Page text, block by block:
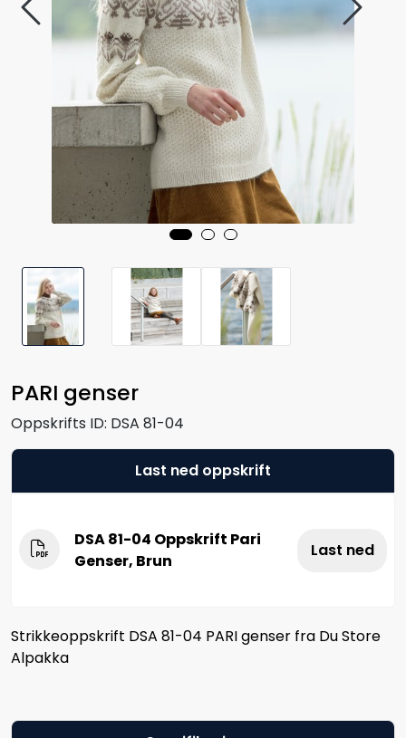
PARI genser
Oppskrifts ID: DSA 81-04
Last ned oppskrift
DSA 81-04 Oppskrift Pari
Genser, Brun
Last ned
Strikkeoppskrift DSA 81-04 PARI genser fra Du Store
Alpakka